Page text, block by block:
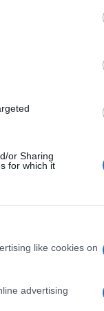
or Sharing
for which it
like cookies on
advertising
nel 2026
mascherine